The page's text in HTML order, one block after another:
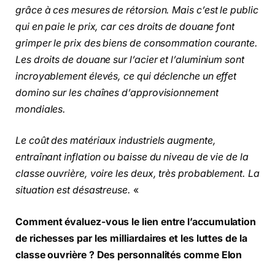
grâce à ces mesures de rétorsion. Mais c’est le public
qui en paie le prix, car ces droits de douane font
grimper le prix des biens de consommation courante.
Les droits de douane sur l’acier et l’aluminium sont
incroyablement élevés, ce qui déclenche un effet
domino sur les chaînes d’approvisionnement
mondiales.
Le coût des matériaux industriels augmente,
entraînant inflation ou baisse du niveau de vie de la
classe ouvrière, voire les deux, très probablement. La
situation est désastreuse. «
Comment évaluez-vous le lien entre l’accumulation
de richesses par les milliardaires et les luttes de la
classe ouvrière ? Des personnalités comme Elon